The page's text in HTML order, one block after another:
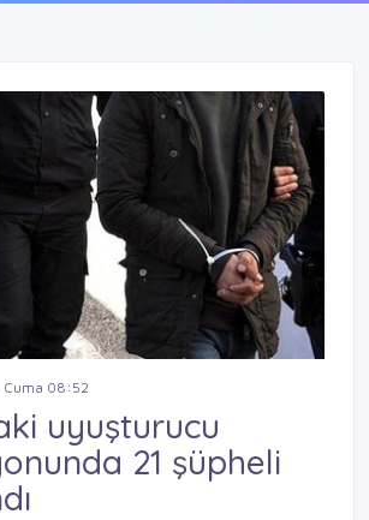
Cuma 08:52
uyuşturucu
21 şüpheli